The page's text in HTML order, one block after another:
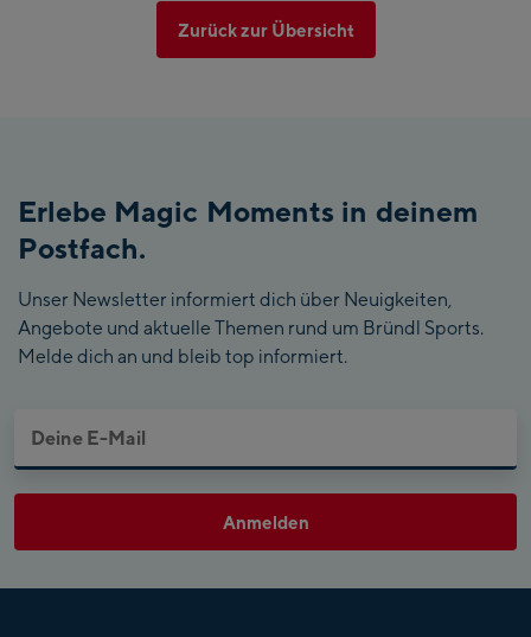
Zurück zur Übersicht
Erlebe Magic Moments in deinem
Postfach.
Unser Newsletter informiert dich über Neuigkeiten,
Angebote und aktuelle Themen rund um Bründl Sports.
Melde dich an und bleib top informiert.
Anmelden